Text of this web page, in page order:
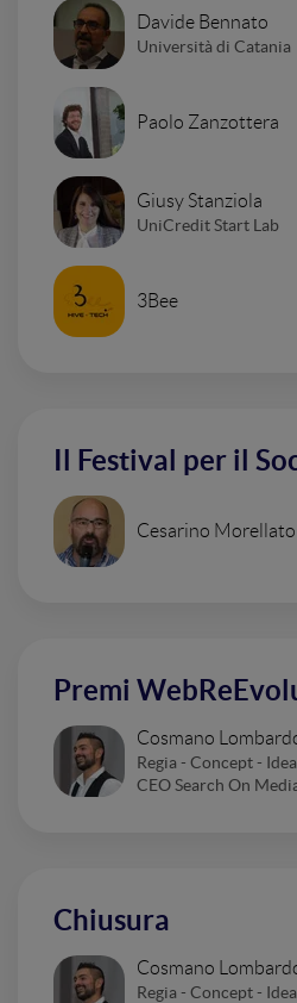
Davide Bennato
Università di Catania
Paolo Zanzottera
Giusy Stanziola
UniCredit Start Lab
3Bee
Il Festival per il
Cesarino Morellato
Premi
Cosmano
Regia - Concept -
CEO Search On
Chiusura
Cosmano
Regia - Concept -